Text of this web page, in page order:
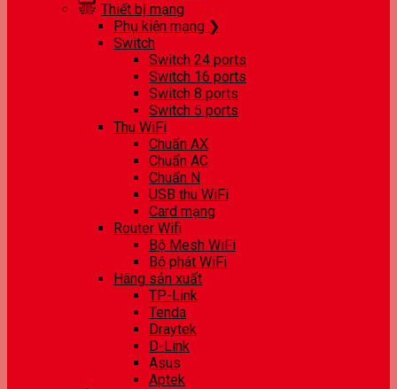
Thiết bị mạng
Phụ kiện mạng ❯
Switch
Switch 24 ports
Switch 16 ports
Switch 8 ports
Switch 5 ports
Thu WiFi
Chuẩn AX
Chuẩn AC
Chuẩn N
USB thu WiFi
Card mạng
Router Wifi
Bộ Mesh WiFi
Bộ phát WiFi
Hãng sản xuất
TP-Link
Tenda
Draytek
D-Link
Asus
Aptek